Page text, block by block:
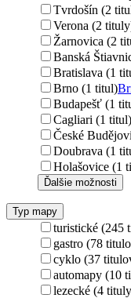
Tvrdošín (2
Verona (2
Žarnovica (2
Banská
Bratislava (1
Brno (1 titul)
Budapešť (1
Cagliari (1 titul)
České
Doubrava (1
Holašovice (1
Ďalšie možnosti
Typ mapy
turistické (245
gastro (78
cyklo (37
automapy (10
lezecké (4